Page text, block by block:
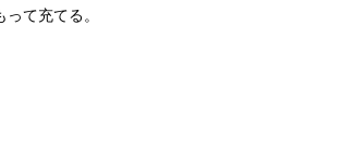
て充てる。